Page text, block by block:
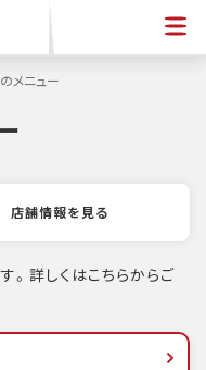
メニュー
店舗情報を見る
。詳しくはこちらからご